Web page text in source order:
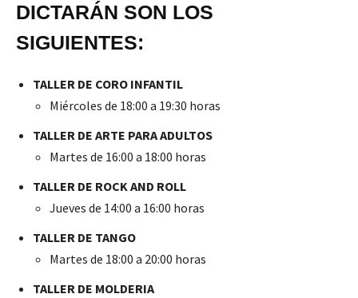
DICTARÁN SON LOS
SIGUIENTES:
TALLER DE CORO INFANTIL
Miércoles de 18:00 a 19:30 horas
TALLER DE ARTE PARA ADULTOS
Martes de 16:00 a 18:00 horas
TALLER DE ROCK AND ROLL
Jueves de 14:00 a 16:00 horas
TALLER DE TANGO
Martes de 18:00 a 20:00 horas
TALLER DE MOLDERIA